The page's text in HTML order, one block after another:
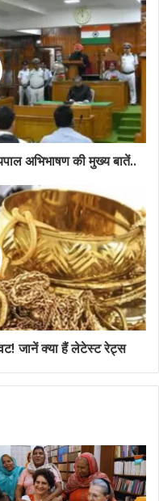
अभिभाषण की मुख्य बातें..
जानें क्या हैं लेटेस्ट रेट्स